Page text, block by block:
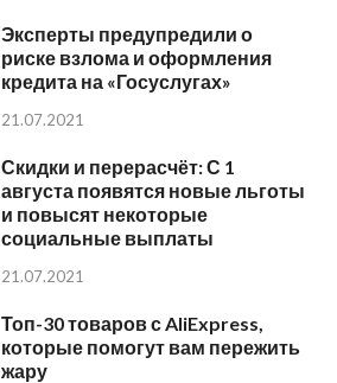
Эксперты предупредили о
риске взлома и оформления
кредита на «Госуслугах»
21.07.2021
Скидки и перерасчёт: С 1
августа появятся новые льготы
и повысят некоторые
социальные выплаты
21.07.2021
Топ-30 товаров с AliExpress,
которые помогут вам пережить
жару